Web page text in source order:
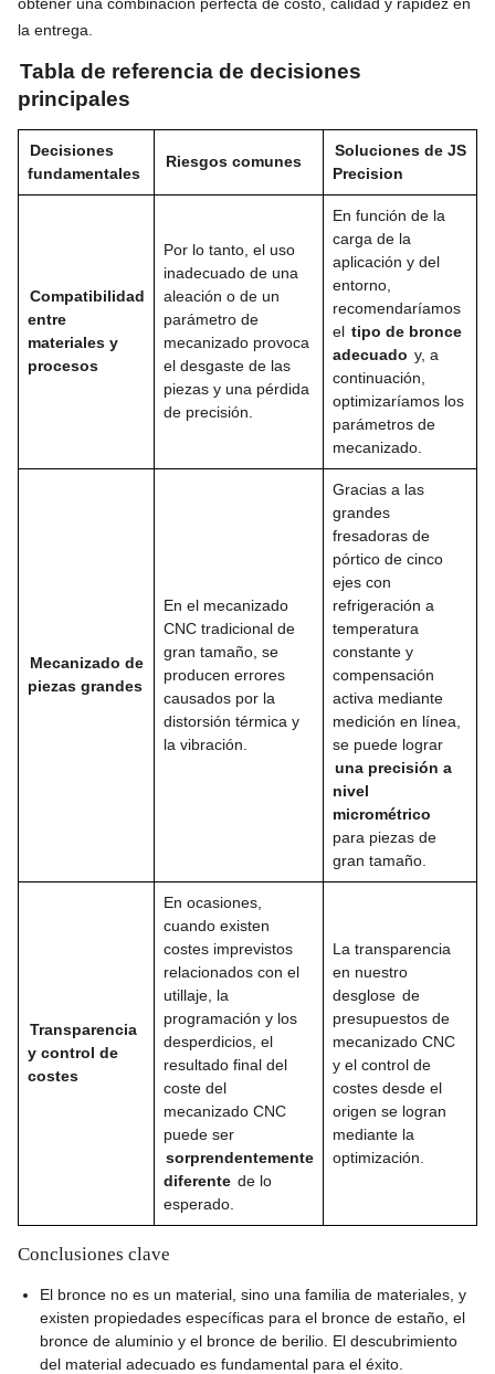
la entrega.
Tabla de referencia de decisiones
principales
Decisiones
fundamentales
Riesgos comunes
Soluciones de JS
Precision
Compatibilidad
entre
materiales y
procesos
Por lo tanto, el uso
inadecuado de una
aleación o de un
parámetro de
mecanizado provoca
el desgaste de las
piezas y una pérdida
de precisión.
En función de la
carga de la
aplicación y del
entorno,
recomendaríamos
el tipo de bronce
adecuado y, a
continuación,
optimizaríamos los
parámetros de
mecanizado.
Mecanizado de
piezas grandes
En el mecanizado
CNC tradicional de
gran tamaño, se
producen errores
causados ​​por la
distorsión térmica y
la vibración.
Gracias a las
grandes
fresadoras de
pórtico de cinco
ejes con
refrigeración a
temperatura
constante y
compensación
activa mediante
medición en línea,
se puede lograr
una precisión a
nivel
micrométrico
para piezas de
gran tamaño.
Transparencia
y control de
costes
En ocasiones,
cuando existen
costes imprevistos
relacionados con el
utillaje, la
programación y los
desperdicios, el
resultado final del
coste del
mecanizado CNC
puede ser
sorprendentemente
diferente de lo
esperado.
La transparencia
en nuestro
desglose de
presupuestos de
mecanizado CNC
y el control de
costes desde el
origen se logran
mediante la
optimización.
Conclusiones clave
El bronce no es un material, sino una familia de materiales, y
existen propiedades específicas para el bronce de estaño, el
bronce de aluminio y el bronce de berilio. El descubrimiento
del material adecuado es fundamental para el éxito.